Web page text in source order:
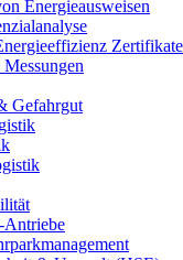
Energieausweisen
Zertifikate
Gefahrgut
Antriebe